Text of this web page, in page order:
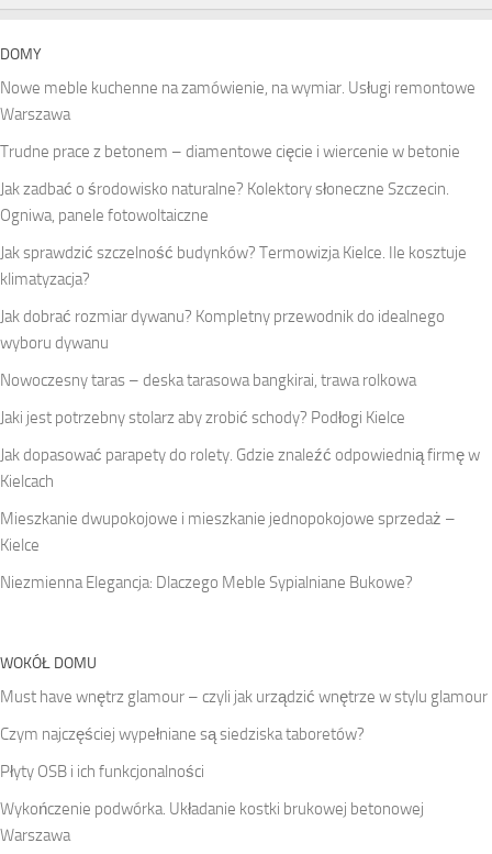
DOMY
Nowe meble kuchenne na zamówienie, na wymiar. Usługi remontowe
Warszawa
Trudne prace z betonem – diamentowe cięcie i wiercenie w betonie
Jak zadbać o środowisko naturalne? Kolektory słoneczne Szczecin.
Ogniwa, panele fotowoltaiczne
Jak sprawdzić szczelność budynków? Termowizja Kielce. Ile kosztuje
klimatyzacja?
Jak dobrać rozmiar dywanu? Kompletny przewodnik do idealnego
wyboru dywanu
Nowoczesny taras – deska tarasowa bangkirai, trawa rolkowa
Jaki jest potrzebny stolarz aby zrobić schody? Podłogi Kielce
Jak dopasować parapety do rolety. Gdzie znaleźć odpowiednią firmę w
Kielcach
Mieszkanie dwupokojowe i mieszkanie jednopokojowe sprzedaż –
Kielce
Niezmienna Elegancja: Dlaczego Meble Sypialniane Bukowe?
WOKÓŁ DOMU
Must have wnętrz glamour – czyli jak urządzić wnętrze w stylu glamour
Czym najczęściej wypełniane są siedziska taboretów?
Płyty OSB i ich funkcjonalności
Wykończenie podwórka. Układanie kostki brukowej betonowej
Warszawa